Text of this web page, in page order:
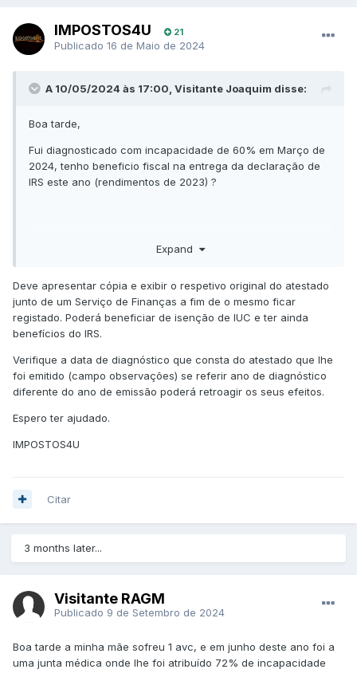
IMPOSTOS4U 21
Publicado 16 de Maio de 2024
A 10/05/2024 às 17:00, Visitante Joaquim disse:
Boa tarde,
Fui diagnosticado com incapacidade de 60% em Março de
2024, tenho beneficio fiscal na entrega da declaração de
IRS este ano (rendimentos de 2023) ?
Expand
Deve apresentar cópia e exibir o respetivo original do atestado
junto de um Serviço de Finanças a fim de o mesmo ficar
registado. Poderá beneficiar de isenção de IUC e ter ainda
benefícios do IRS.
Verifique a data de diagnóstico que consta do atestado que lhe
foi emitido (campo observações) se referir ano de diagnóstico
diferente do ano de emissão poderá retroagir os seus efeitos.
Espero ter ajudado.
IMPOSTOS4U
Citar
3 months later...
Visitante RAGM
Publicado 9 de Setembro de 2024
Boa tarde a minha mãe sofreu 1 avc, e em junho deste ano foi a
uma junta médica onde lhe foi atribuído 72% de incapacidade